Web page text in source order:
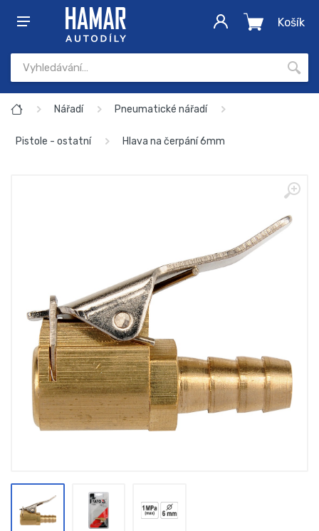
Košík
Nářadí Pneumatické nářadí
Pistole - ostatní Hlava na čerpání 6mm